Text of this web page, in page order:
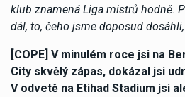
klub znamená Liga mistrů hodně.
dál, to, čeho jsme doposud
[COPE] V minulém roce jsi na
City skvělý zápas, dokázal jsi
V odvetě na Etihad Stadium jsi